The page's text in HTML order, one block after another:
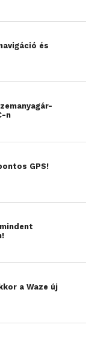
és
n
GPS!
a Waze új